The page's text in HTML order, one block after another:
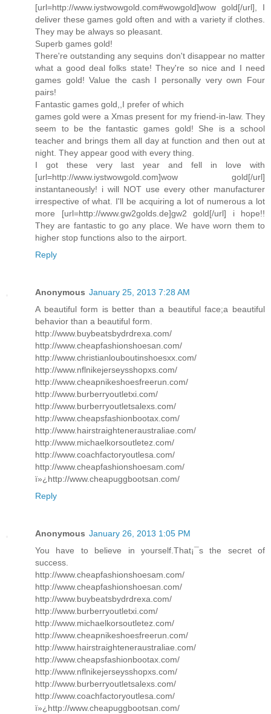
[url=http://www.iystwowgold.com#wowgold]wow gold[/url], I
deliver these games gold often and with a variety if clothes.
They may be always so pleasant.
Superb games gold!
There're outstanding any sequins don't disappear no matter
what a good deal folks state! They're so nice and I need
games gold! Value the cash I personally very own Four
pairs!
Fantastic games gold,,I prefer of which
games gold were a Xmas present for my friend-in-law. They
seem to be the fantastic games gold! She is a school
teacher and brings them all day at function and then out at
night. They appear good with every thing.
I got these very last year and fell in love with
[url=http://www.iystwowgold.com]wow gold[/url]
instantaneously! i will NOT use every other manufacturer
irrespective of what. I'll be acquiring a lot of numerous a lot
more [url=http://www.gw2golds.de]gw2 gold[/url] i hope!!
They are fantastic to go any place. We have worn them to
higher stop functions also to the airport.
Reply
Anonymous January 25, 2013 7:28 AM
A beautiful form is better than a beautiful face;a beautiful
behavior than a beautiful form.
http://www.buybeatsbydrdrexa.com/
http://www.cheapfashionshoesan.com/
http://www.christianlouboutinshoesxx.com/
http://www.nflnikejerseysshopxs.com/
http://www.cheapnikeshoesfreerun.com/
http://www.burberryoutletxi.com/
http://www.burberryoutletsalexs.com/
http://www.cheapsfashionbootax.com/
http://www.hairstraighteneraustraliae.com/
http://www.michaelkorsoutletez.com/
http://www.coachfactoryoutlesa.com/
http://www.cheapfashionshoesam.com/
ï»¿http://www.cheapuggbootsan.com/
Reply
Anonymous January 26, 2013 1:05 PM
You have to believe in yourself.That¡¯s the secret of
success.
http://www.cheapfashionshoesam.com/
http://www.cheapfashionshoesan.com/
http://www.buybeatsbydrdrexa.com/
http://www.burberryoutletxi.com/
http://www.michaelkorsoutletez.com/
http://www.cheapnikeshoesfreerun.com/
http://www.hairstraighteneraustraliae.com/
http://www.cheapsfashionbootax.com/
http://www.nflnikejerseysshopxs.com/
http://www.burberryoutletsalexs.com/
http://www.coachfactoryoutlesa.com/
ï»¿http://www.cheapuggbootsan.com/